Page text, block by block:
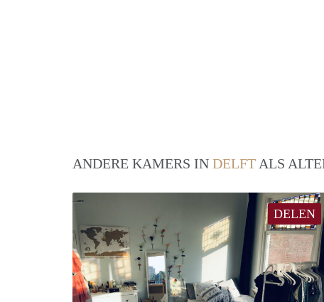
ANDERE KAMERS IN DELFT ALS
DELEN